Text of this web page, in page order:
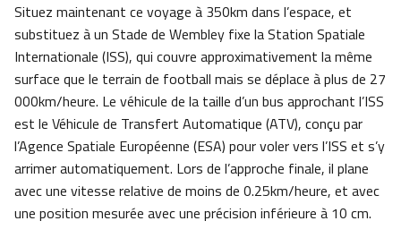
Situez maintenant ce voyage à 350km dans l’espace, et
substituez à un Stade de Wembley fixe la Station Spatiale
Internationale (ISS), qui couvre approximativement la même
surface que le terrain de football mais se déplace à plus de 27
000km/heure. Le véhicule de la taille d’un bus approchant l’ISS
est le Véhicule de Transfert Automatique (ATV), conçu par
l’Agence Spatiale Européenne (ESA) pour voler vers l’ISS et s’y
arrimer automatiquement. Lors de l’approche finale, il plane
avec une vitesse relative de moins de 0.25km/heure, et avec
une position mesurée avec une précision inférieure à 10 cm.